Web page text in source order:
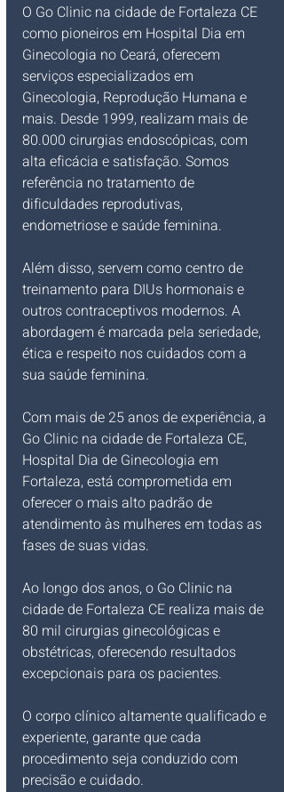
O Go Clinic na cidade de Fortaleza CE
como pioneiros em Hospital Dia em
Ginecologia no Ceará, oferecem
serviços especializados em
Ginecologia, Reprodução Humana e
mais. Desde 1999, realizam mais de
80.000 cirurgias endoscópicas, com
alta eficácia e satisfação. Somos
referência no tratamento de
dificuldades reprodutivas,
endometriose e saúde feminina.
Além disso, servem como centro de
treinamento para DIUs hormonais e
outros contraceptivos modernos. A
abordagem é marcada pela seriedade,
ética e respeito nos cuidados com a
sua saúde feminina.
Com mais de 25 anos de experiência, a
Go Clinic na cidade de Fortaleza CE,
Hospital Dia de Ginecologia em
Fortaleza, está comprometida em
oferecer o mais alto padrão de
atendimento às mulheres em todas as
fases de suas vidas.
Ao longo dos anos, o Go Clinic na
cidade de Fortaleza CE realiza mais de
80 mil cirurgias ginecológicas e
obstétricas, oferecendo resultados
excepcionais para os pacientes.
O corpo clínico altamente qualificado e
experiente, garante que cada
procedimento seja conduzido com
precisão e cuidado.